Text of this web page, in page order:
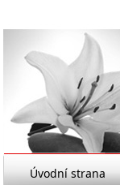
Úvodní strana